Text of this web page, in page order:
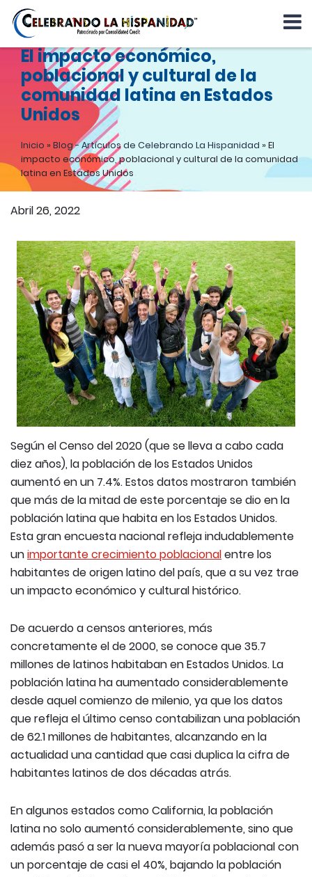
El impacto económico,
poblacional y cultural de la
comunidad latina en Estados
Unidos
Inicio » Blog - Artículos de Celebrando La Hispanidad » El
impacto económico, poblacional y cultural de la comunidad
latina en Estados Unidos
Abril 26, 2022
Según el Censo del 2020 (que se lleva a cabo cada
diez años), la población de los Estados Unidos
aumentó en un 7.4%. Estos datos mostraron también
que más de la mitad de este porcentaje se dio en la
población latina que habita en los Estados Unidos.
Esta gran encuesta nacional refleja indudablemente
unimportante crecimiento poblacionalentre los
habitantes de origen latino del país, que a su vez trae
un impacto económico y cultural histórico.
De acuerdo a censos anteriores, más
concretamente el de 2000, se conoce que 35.7
millones de latinos habitaban en Estados Unidos. La
población latina ha aumentado considerablemente
desde aquel comienzo de milenio, ya que los datos
que refleja el último censo contabilizan una población
de 62.1 millones de habitantes, alcanzando en la
actualidad una cantidad que casi duplica la cifra de
habitantes latinos de dos décadas atrás.
En algunos estados como California, la población
latina no solo aumentó considerablemente, sino que
además pasó a ser la nueva mayoría poblacional con
un porcentaje de casi el 40%, bajando la población